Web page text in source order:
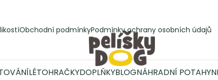
Obchodní podmínkyPodmínky ochrany osobních údajů
LÉTOHRAČKYDOPLŇKYBLOGNÁHRADNÍ POTAHY